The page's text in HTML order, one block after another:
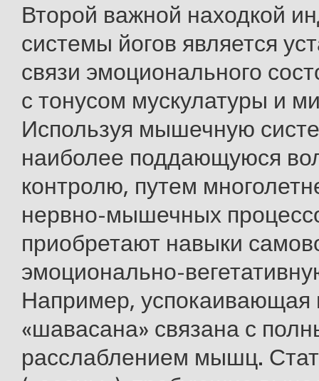
Второй важной находкой
системы йогов является
связи эмоционального
с тонусом мускулатуры и
Используя мышечную
наиболее поддающуюся
контролю, путем
нервно-мышечных
приобретают навыки
эмоционально-
Например, успокаивающая
«шавасана» связана с
расслаблением мышц.